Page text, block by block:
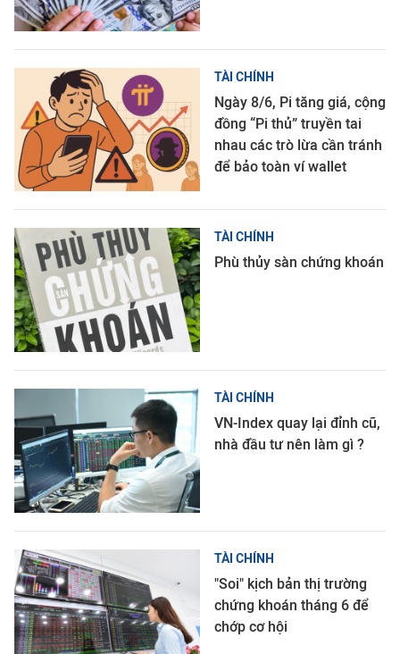
TÀI CHÍNH
Ngày 8/6, Pi tăng giá, cộng
đồng “Pi thủ” truyền tai
nhau các trò lừa cần tránh
để bảo toàn ví wallet
TÀI CHÍNH
Phù thủy sàn chứng khoán
TÀI CHÍNH
VN-Index quay lại đỉnh cũ,
nhà đầu tư nên làm gì ?
TÀI CHÍNH
"Soi" kịch bản thị trường
chứng khoán tháng 6 để
chớp cơ hội